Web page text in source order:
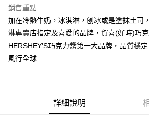
全盈+PAY
AFTEE先享後付
相關說明
【關於「AFTEE先享後付」】
AFTEE先享後付是「在收到商品之後才付款」的支
便利好安心！
【「AFTEE先享後付」結帳流程】
銷售重點
加在冷熱牛奶，冰淇淋，刨冰或是塗抹土司
淋專賣店指定及喜愛的品牌，賀喜(好時)巧
HERSHEY'S巧克力醬第一大品牌，品質穩
風行全球
詳細說明